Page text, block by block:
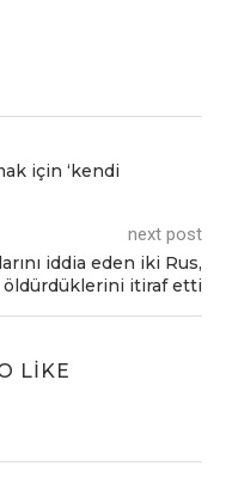
için ‘kendi
next post
iddia eden iki Rus,
öldürdüklerini itiraf etti
LIKE